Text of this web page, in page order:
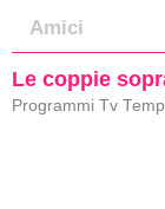
Amici
Le coppie
Programmi Tv